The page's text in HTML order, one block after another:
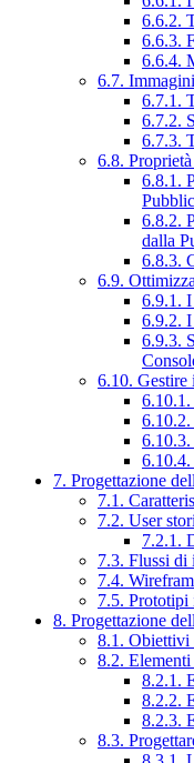
6.6.2.
6.6.3.
6.6.4.
6.7.
6.7.1.
6.7.2.
6.7.3.
6.8.
6.8.1.
6.8.2.
dalla
6.8.3.
6.9.
6.9.1.
6.9.2.
6.9.3.
6.10. Gestire
6.10.1.
7. Progettazione
7.1.
7.2. User
7.2.1.
7.3. Flussi di
7.4.
7.5. Prototipi
8. Progettazione
8.1. Obiettivi
8.2. Elementi
8.2.1.
8.2.2.
8.2.3.
8.3.